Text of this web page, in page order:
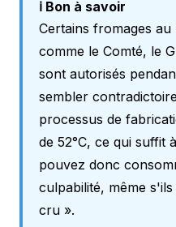
ℹ️ Bon à savoir
Certains fromages
comme le Comté, le
sont autorisés
sembler
processus de
de 52°C, ce qui suffit
pouvez donc
culpabilité, même
cru ».